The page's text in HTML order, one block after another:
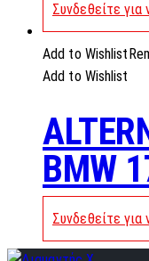
Συνδεθείτε για
Add to Wishlist
Add to Wishlist
BMW
Συνδεθείτε για